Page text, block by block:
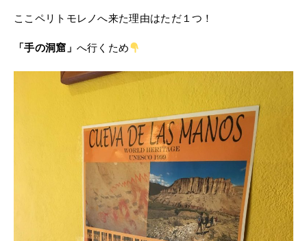
ここペリトモレノへ来た理由はただ１つ！
「手の洞窟」 へ行くため